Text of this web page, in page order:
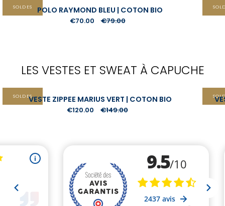
SOLDES POLO RAYMOND BLEU | COTON BIO
€70.00 €79.00
LES VESTES ET SWEAT À CAPUCHE
SOLDESVESTE ZIPPEE MARIUS VERT | COTON BIO
€120.00 €149.00